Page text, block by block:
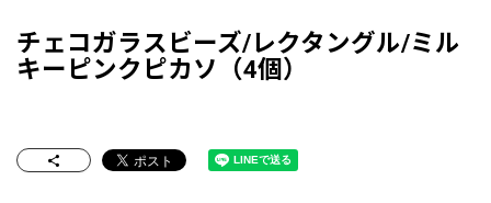
チェコガラスビーズ/レクタングル/ミル
キーピンクピカソ（4個）